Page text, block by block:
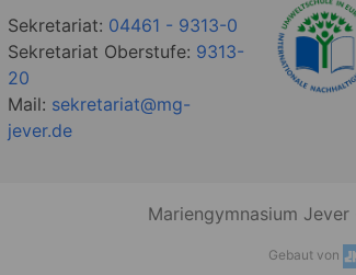
Sekretariat: 04461 - 9313-0
Sekretariat Oberstufe: 9313-
20
Mail: sekretariat@mg-
jever.de
Mariengymnasium Jever
Gebaut von